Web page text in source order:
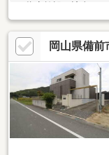
が必要となります。
物、 「備前焼」を身
砂災害警戒区域に該
岡山県備